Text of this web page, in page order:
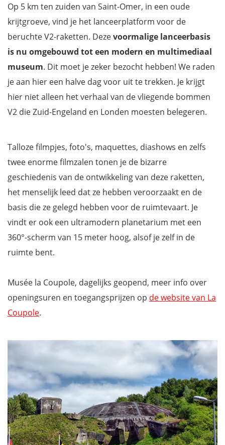
Op 5 km ten zuiden van Saint-Omer, in een oude
krijtgroeve, vind je het lanceerplatform voor de
beruchte V2-raketten. Dezevoormalige lanceerbasis
is nu omgebouwd tot een modern en multimediaal
museum. Dit moet je zeker bezocht hebben! We raden
je aan hier een halve dag voor uit te trekken. Je krijgt
hier niet alleen het verhaal van de vliegende bommen
V2 die Zuid-Engeland en Londen moesten belegeren.
Talloze filmpjes, foto's, maquettes, diashows en zelfs
twee enorme filmzalen tonen je de bizarre
geschiedenis van de ontwikkeling van deze raketten,
het menselijk leed dat ze hebben veroorzaakt en de
basis die ze gelegd hebben voor de ruimtevaart. Je
vindt er ook een ultramodern planetarium met een
360°-scherm van 15 meter hoog, alsof je zelf in de
ruimte bent.
Musée la Coupole, dagelijks geopend, meer info over
openingsuren en toegangsprijzen op de website van La
Coupole.